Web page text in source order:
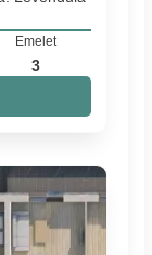
Emelet
3